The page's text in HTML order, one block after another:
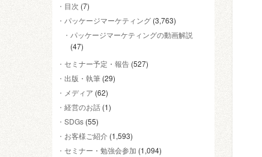
目次 (7)
パッケージマーケティング (3,763)
パッケージマーケティングの動画解説
(47)
セミナー予定・報告 (527)
出版・執筆 (29)
メディア (62)
経営のお話 (1)
SDGs (55)
お客様ご紹介 (1,593)
セミナー・勉強会参加 (1,094)